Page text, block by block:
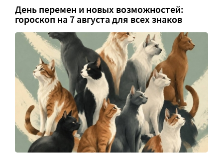
День перемен и новых возможностей:
гороскоп на 7 августа для всех знаков